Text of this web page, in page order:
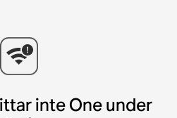
inte One under